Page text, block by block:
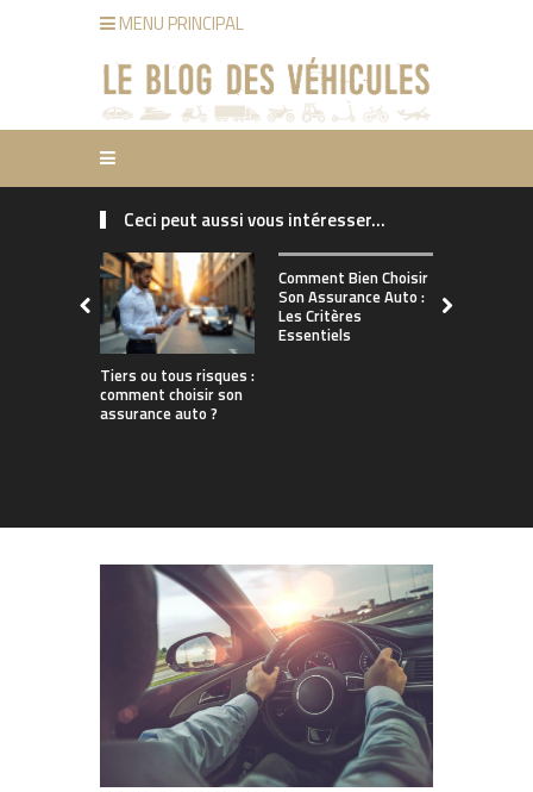
MENU PRINCIPAL
Ceci peut aussi vous intéresser...
Tiers ou tous risques :
comment choisir son
assurance auto ?
Comment Bien Choisir
Son Assurance Auto :
Les Critères
Essentiels